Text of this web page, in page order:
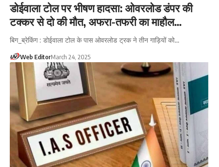
डोईवाला टोल पर भीषण हादसा: ओवरलोड डंपर की
टक्कर से दो की मौत, अफरा-तफरी का माहौल…
बिग_ब्रेकिंग : डोईवाला टोल के पास ओवरलोड ट्रक ने तीन गाड़ियों को…
Web EditorMarch 24, 2025